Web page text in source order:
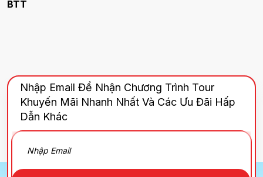
BTT
Nhập Email Để Nhận Chương Trình Tour
Khuyến Mãi Nhanh Nhất Và Các Ưu Đãi Hấp
Dẫn Khác